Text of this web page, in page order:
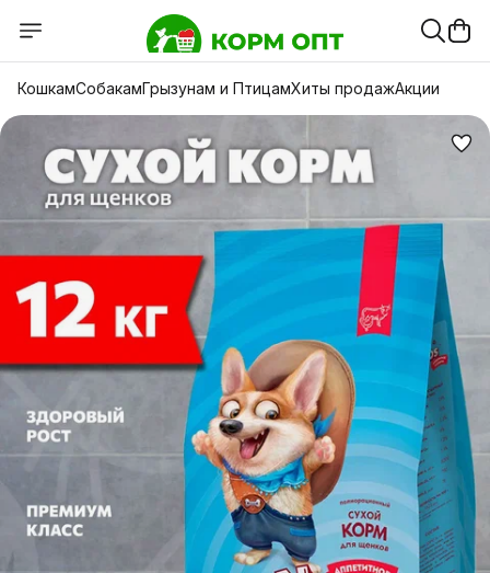
КошкамСобакамГрызунам и ПтицамХиты продажАкции